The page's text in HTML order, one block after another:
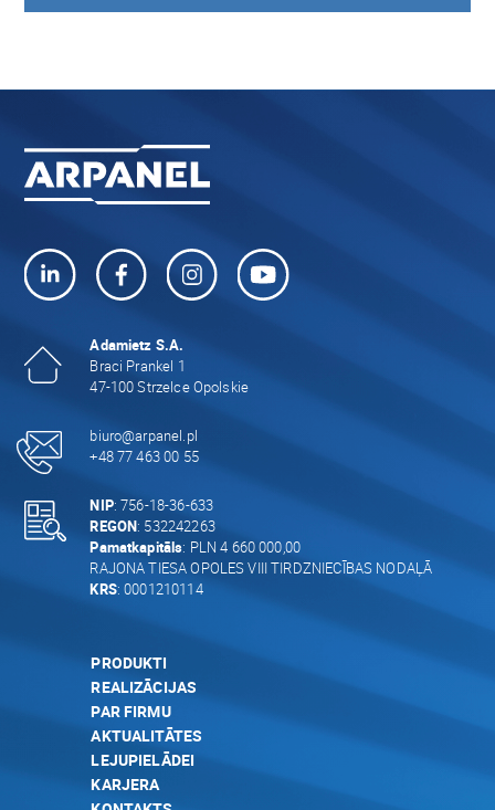
Adamietz S.A.
Braci Prankel 1
47-100 Strzelce Opolskie
biuro@arpanel.pl
+48 77 463 00 55
NIP: 756-18-36-633
REGON: 532242263
Pamatkapitāls: PLN 4 660 000,00
RAJONA TIESA OPOLES VIII TIRDZNIECĪBAS NODAĻĀ
KRS: 0001210114
PRODUKTI
REALIZĀCIJAS
PAR FIRMU
AKTUALITĀTES
LEJUPIELĀDEI
KARJERA